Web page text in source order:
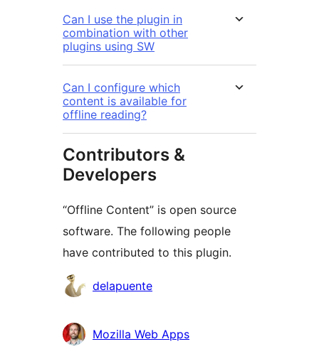
Can I use the plugin in
combination with other
plugins using SW
Can I configure which
content is available for
offline reading?
Contributors &
Developers
“Offline Content” is open source
software. The following people
have contributed to this plugin.
Contributors
delapuente
Mozilla Web Apps